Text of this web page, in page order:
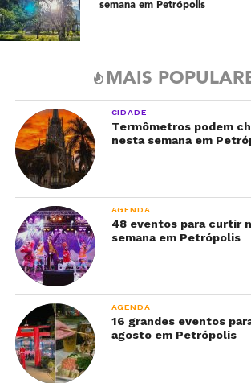
semana em Petrópolis
MAIS
CIDADE
Termômetros podem
nesta semana em
AGENDA
48 eventos para curtir
semana em Petrópolis
AGENDA
16 grandes eventos
agosto em Petrópolis